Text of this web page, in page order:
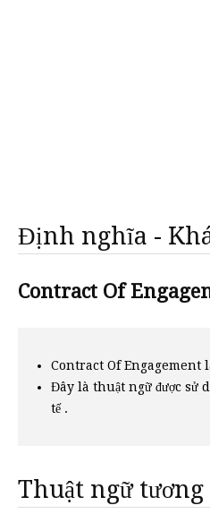
Định nghĩa -
Contract Of
Contract Of Engagement
Đây là thuật ngữ được sử
tế .
Thuật ngữ